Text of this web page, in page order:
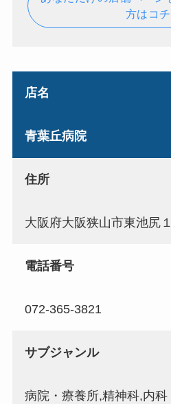
方はコ
店名
青葉丘病院
住所
大阪府大阪狭山市東池尻
電話番号
072-365-3821
サブジャンル
病院・療養所,精神科,内科